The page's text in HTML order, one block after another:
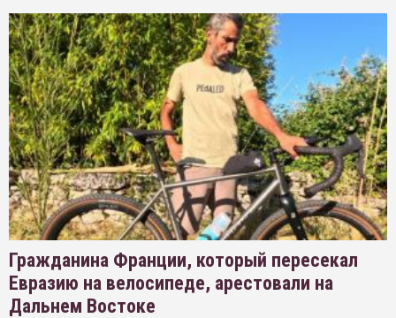
Гражданина Франции, который пересекал
Евразию на велосипеде, арестовали на
Дальнем Востоке